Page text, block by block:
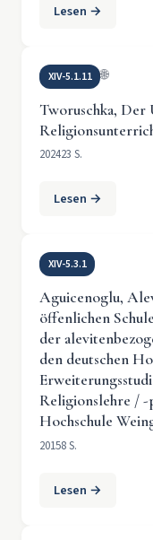
Lesen →
XIV-5.1.11 🌐
Tworuschka,
202423 S.
Lesen →
XIV-5.3.1
Aguicenoglu,
öffenlichen
der
den deutschen
Religionslehre / -
Hochschule
20158 S.
Lesen →